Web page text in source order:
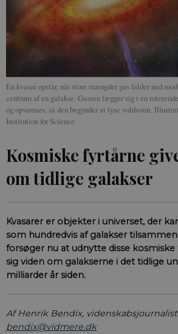
En kvasar opstår, når store mængder gas falder ned
centrum af en galakse. Gassen lægger sig i en
og opvarmes, så den begynder at lyse voldsomt.
Institution for Science
Kosmiske fyrtårne
om tidlige galakser
Kvasarer er objekter i universet, der
som hundredvis af galakser
forsøger nu at udnytte disse
sig viden om galakserne i det tidlige
milliarder år siden.
Af Henrik Bendix,
bendix@vidmere.dk